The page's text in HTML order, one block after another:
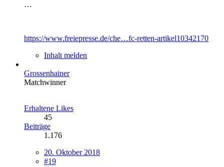
…
https://www.freiepresse.de/che…fc-retten-artikel10342170
Inhalt melden
Grossenhainer
Matchwinner
Erhaltene Likes
45
Beiträge
1.176
20. Oktober 2018
#19